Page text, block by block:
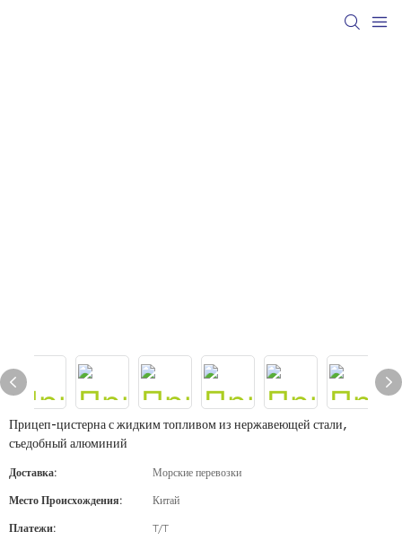
Прицеп-цистерна с жидким топливом из нержавеющей стали,
съедобный алюминий
Доставка: Морские перевозки
Место Происхождения: Китай
Платежи: T/T